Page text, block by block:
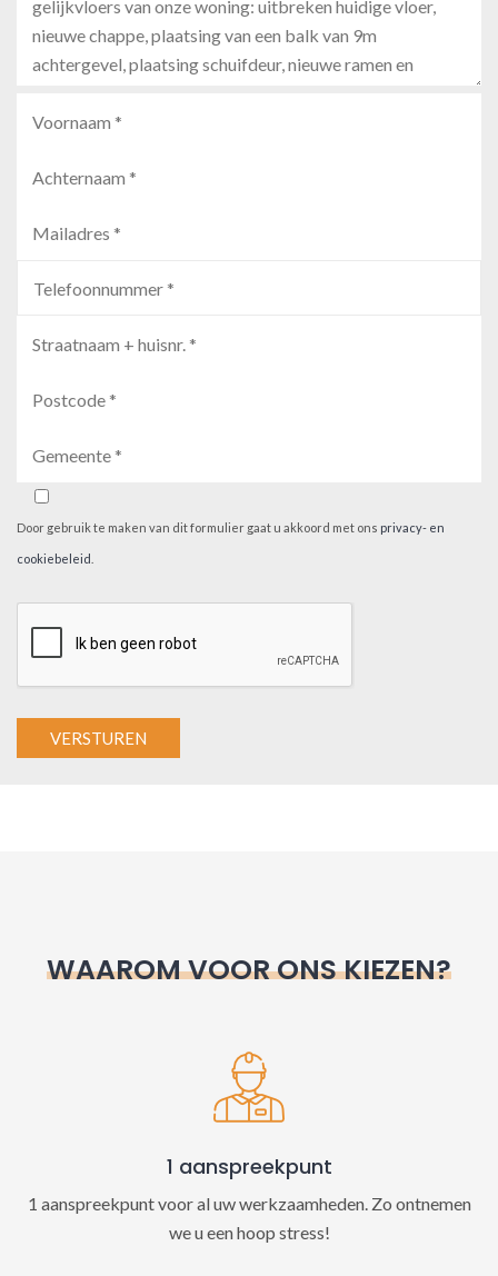
Door gebruik te maken van dit formulier gaat u akkoord met ons privacy- en
cookiebeleid
WAAROM VOOR ONS KIEZEN?
1 aanspreekpunt
1 aanspreekpunt voor al uw werkzaamheden. Zo ontnemen
we u een hoop stress!